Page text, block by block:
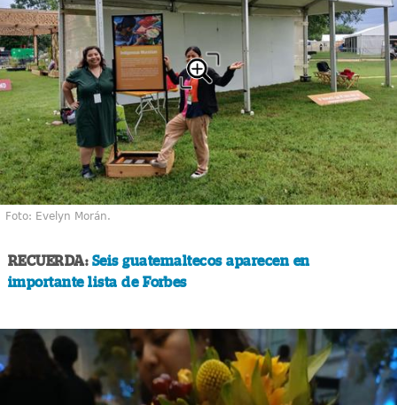
Foto: Evelyn Morán.
RECUERDA: Seis guatemaltecos aparecen en
importante lista de Forbes